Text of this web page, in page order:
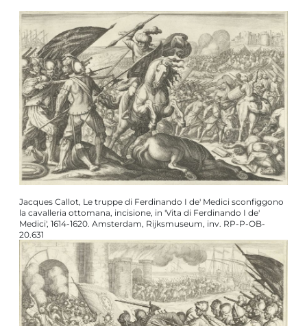
Jacques Callot, Le truppe di Ferdinando I de' Medici sconfiggono
la cavalleria ottomana, incisione, in 'Vita di Ferdinando I de'
Medici', 1614-1620. Amsterdam, Rijksmuseum, inv. RP-P-OB-
20.631